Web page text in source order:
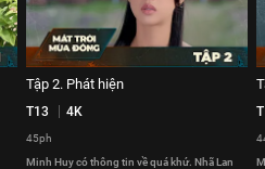
Tập 2. Phát hiện
T13 4K
45ph
Minh Huy có thông tin về quá khứ. Nhã Lan